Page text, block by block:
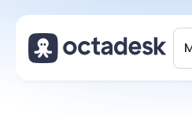
Octadesk